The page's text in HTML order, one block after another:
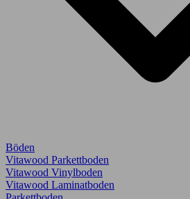
Böden
Vitawood Parkettboden
Vitawood Vinylboden
Vitawood Laminatboden